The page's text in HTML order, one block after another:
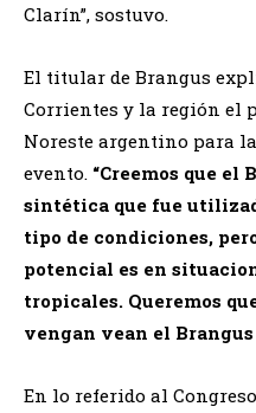
Clarín”, sostuvo.
El titular de Brangus
Corrientes y la región el
Noreste argentino para
evento. “Creemos que el
sintética que fue
tipo de condiciones,
potencial es en
tropicales. Queremos
vengan vean el
En lo referido al